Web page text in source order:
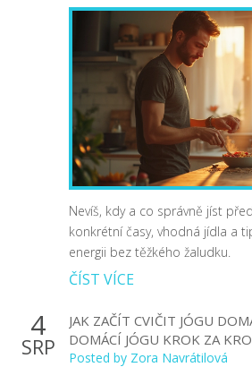
Nevíš, kdy a co správně jíst
konkrétní časy, vhodná jídla a
energii bez těžkého žaludku.
ČÍST VÍCE
4
SRP
JAK ZAČÍT CVIČIT JÓGU
DOMÁCÍ JÓGU KROK ZA
Posted by Zora Navrátilová